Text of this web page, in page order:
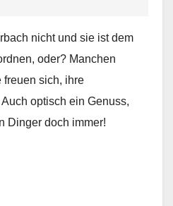
nicht und sie ist dem
oder? Manchen
freuen sich, ihre
optisch ein Genuss,
Dinger doch immer!